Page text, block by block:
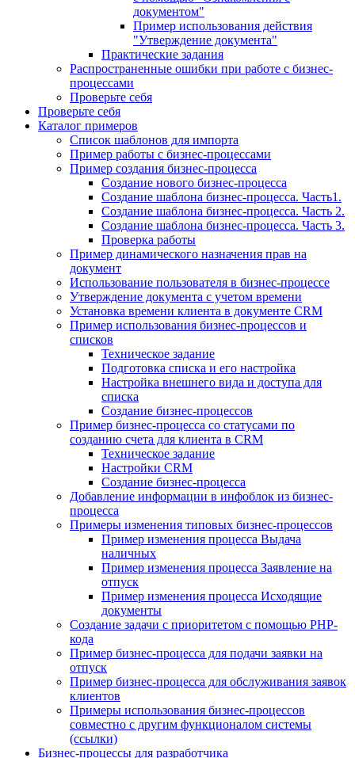
документом"
Пример использования действия
"Утверждение документа"
Практические задания
Распространенные ошибки при работе с бизнес-
процессами
Проверьте себя
Проверьте себя
Каталог примеров
Список шаблонов для импорта
Пример работы с бизнес-процессами
Пример создания бизнес-процесса
Создание нового бизнес-процесса
Создание шаблона бизнес-процесса. Часть1.
Создание шаблона бизнес-процесса. Часть 2.
Создание шаблона бизнес-процесса. Часть 3.
Проверка работы
Пример динамического назначения прав на
документ
Использование пользователя в бизнес-процессе
Утверждение документа с учетом времени
Установка времени клиента в документе CRM
Пример использования бизнес-процессов и
списков
Техническое задание
Подготовка списка и его настройка
Настройка внешнего вида и доступа для
списка
Создание бизнес-процессов
Пример бизнес-процесса со статусами по
созданию счета для клиента в CRM
Техническое задание
Настройки CRM
Создание бизнес-процесса
Добавление информации в инфоблок из бизнес-
процесса
Примеры изменения типовых бизнес-процессов
Пример изменения процесса Выдача
наличных
Пример изменения процесса Заявление на
отпуск
Пример изменения процесса Исходящие
документы
Создание задачи с приоритетом с помощью PHP-
кода
Пример бизнес-процесса для подачи заявки на
отпуск
Пример бизнес-процесса для обслуживания заявок
клиентов
Примеры использования бизнес-процессов
совместно с другим функционалом системы
(ссылки)
Бизнес-процессы для разработчика